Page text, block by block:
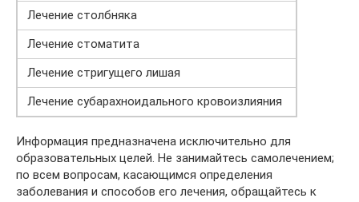
Лечение столбняка
Лечение стоматита
Лечение стригущего лишая
Лечение субарахноидального кровоизлияния
Информация предназначена исключительно для
образовательных целей. Не занимайтесь самолечением;
по всем вопросам, касающимся определения
заболевания и способов его лечения, обращайтесь к